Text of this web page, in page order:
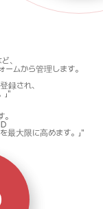
、
ムから管理します。
録され、
"
最大限に高めます。」"